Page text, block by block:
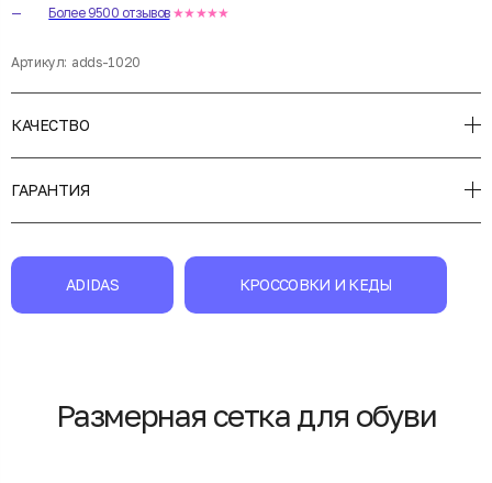
Более 9500 отзывов ★★★★★
Артикул: adds-1020
КАЧЕСТВО
ГАРАНТИЯ
ADIDAS КРОССОВКИ И КЕДЫ
Размерная сетка для обуви